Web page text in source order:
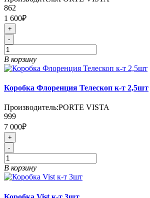
862
1 600₽
+
-
В корзину
Коробка Флоренция Телескоп к-т 2,5шт
Производитель:PORTE VISTA
999
7 000₽
+
-
В корзину